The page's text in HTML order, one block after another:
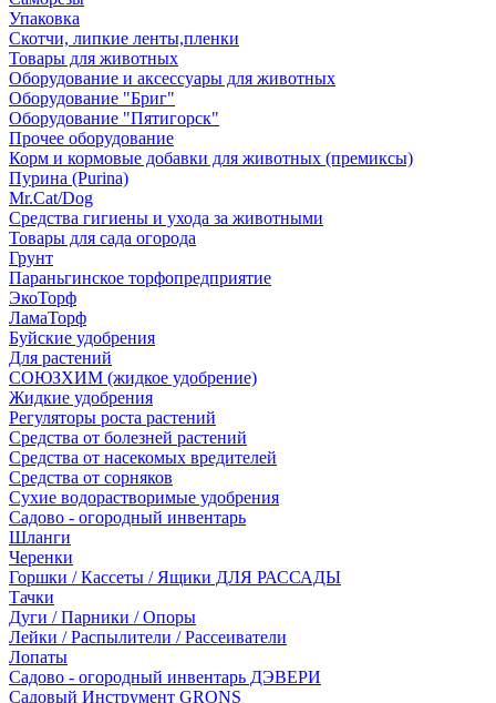
Упаковка
Скотчи, липкие ленты,пленки
Товары для животных
Оборудование и аксессуары для животных
Оборудование "Бриг"
Оборудование "Пятигорск"
Прочее оборудование
Корм и кормовые добавки для животных (премиксы)
Пурина (Purina)
Mr.Cat/Dog
Средства гигиены и ухода за животными
Товары для сада огорода
Грунт
Параньгинское торфопредприятие
ЭкоТорф
ЛамаТорф
Буйские удобрения
Для растений
СОЮЗХИМ (жидкое удобрение)
Жидкие удобрения
Регуляторы роста растений
Средства от болезней растений
Средства от насекомых вредителей
Средства от сорняков
Сухие водорастворимые удобрения
Садово - огородный инвентарь
Шланги
Черенки
Горшки / Кассеты / Ящики ДЛЯ РАССАДЫ
Тачки
Дуги / Парники / Опоры
Лейки / Распылители / Рассеиватели
Лопаты
Садово - огородный инвентарь ДЭВЕРИ
Садовый Инструмент GRONS